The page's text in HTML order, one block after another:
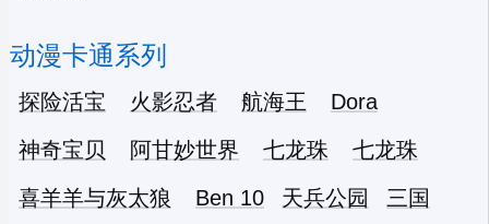
动漫卡通系列
探险活宝 火影忍者 航海王
Dora
神奇宝贝
阿甘妙世界 七龙珠
七龙珠
喜羊羊与灰太狼
Ben 10 天兵公园
三国